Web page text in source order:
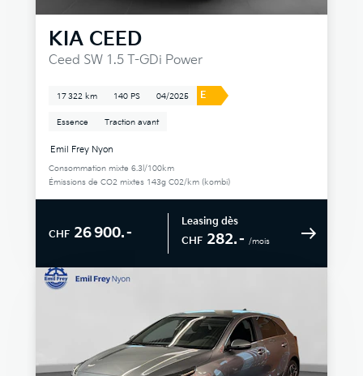
KIA CEED
Ceed SW 1.5 T-GDi Power
17 322 km 140 PS 04/2025 E
Essence Traction avant
Emil Frey Nyon
Consommation mixte 6.3l/100km
Émissions de CO2 mixtes 143g C02/km (kombi)
CHF 26 900.–
Leasing dès
CHF 282.– /mois